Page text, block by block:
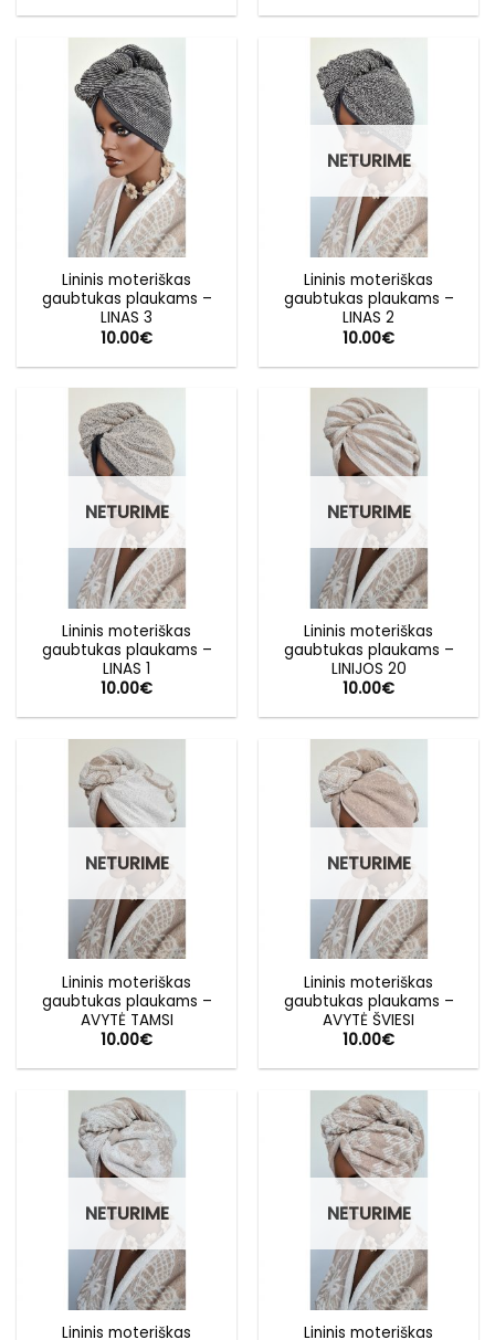
Lininis moteriškas
gaubtukas plaukams –
LINAS 3
10.00€
NETURIME
Lininis moteriškas
gaubtukas plaukams –
LINAS 2
10.00€
NETURIME
Lininis moteriškas
gaubtukas plaukams –
LINAS 1
10.00€
NETURIME
Lininis moteriškas
gaubtukas plaukams –
LINIJOS 20
10.00€
NETURIME
Lininis moteriškas
gaubtukas plaukams –
AVYTĖ TAMSI
10.00€
NETURIME
Lininis moteriškas
gaubtukas plaukams –
AVYTĖ ŠVIESI
10.00€
NETURIME
Lininis moteriškas
NETURIME
Lininis moteriškas